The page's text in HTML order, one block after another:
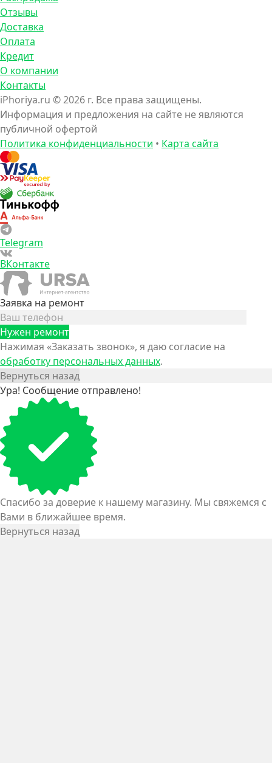
Отзывы
Доставка
Оплата
Кредит
О компании
Контакты
iPhoriya.ru © 2026 г. Все права защищены.
Информация и предложения на сайте не являются
публичной офертой
Политика конфиденциальности • Карта сайта
Telegram
ВКонтакте
Заявка на ремонт
Нажимая «Заказать звонок», я даю согласие на
обработку персональных данных.
Вернуться назад
Ура! Сообщение отправлено!
Спасибо за доверие к нашему магазину. Мы свяжемся с
Вами в ближайшее время.
Вернуться назад